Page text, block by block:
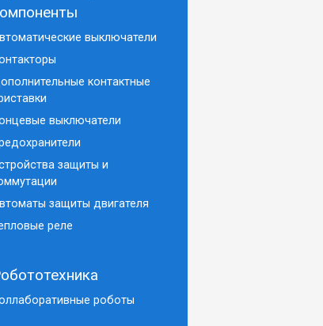
выключатели
контактные
выключатели
защиты и
защиты двигателя
реле
роботы